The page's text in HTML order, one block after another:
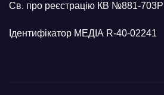
Св. про реєстрацію КВ №881-703Р
Ідентифікатор МЕДІА R-40-02241